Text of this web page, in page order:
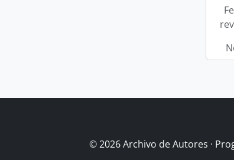
© 2026 Archivo de Autores ·